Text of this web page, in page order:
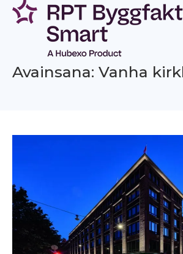
Siirry
sisältöön
Avainsana: Vanha